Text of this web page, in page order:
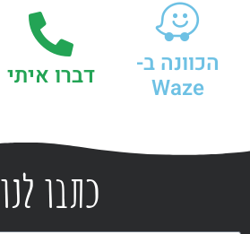
הכוונה ב-
Waze
דברו איתי
כתבו לנו